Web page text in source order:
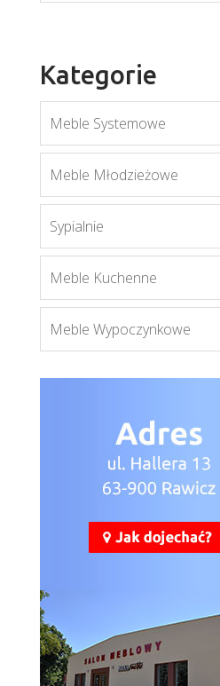
Więcej
Kategorie
Meble Systemowe
Meble Młodzieżowe
Sypialnie
Meble Kuchenne
Meble Wypoczynkowe